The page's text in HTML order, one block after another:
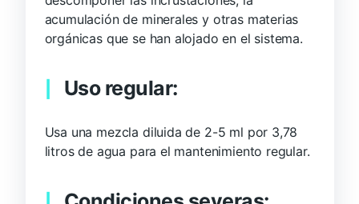
acumulación de minerales y otras materias
orgánicas que se han alojado en el sistema.
Uso regular:
Usa una mezcla diluida de 2-5 ml por 3,78
litros de agua para el mantenimiento regular.